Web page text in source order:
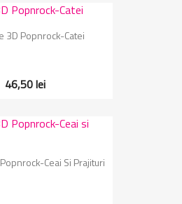
3D Popnrock-Catei
46,50 lei
Ceai Si Prajituri